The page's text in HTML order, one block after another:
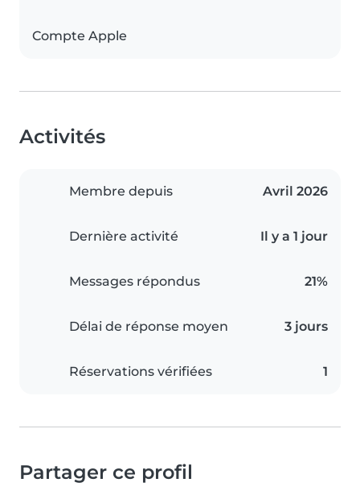
Compte Apple
Activités
Membre depuis Avril 2026
Dernière activité Il y a 1 jour
Messages répondus 21%
Délai de réponse moyen 3 jours
Réservations vérifiées 1
Partager ce profil